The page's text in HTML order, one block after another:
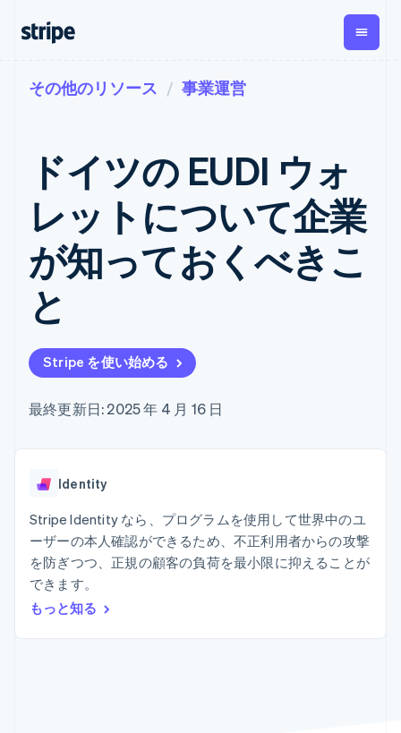
支払い
オンライン決
済
Managed
マーチャント
オブレコード
ソリューショ
ン
Payment links
不要の決済ペ
ージ
Checkout
UI
Elements
ポーネント
決済手段
済手段を利用
対面支払い
Boost
決済成功率の
最適化
Link
スピーディー
な決済
収益
経常収益
Metronome
従量課金
サブスクリ
プション
サブスクリ
プションの
消費税と
VAT の自動
Recognition
自動化
ポート
Data
Pipeline
データの同
Global
Payouts
第三者
への入
金
プラッ
決済の
企業規模別
ユースケース別
エージェンティックコマ
ース
E コマース / ECサイト
アプリ内決済
マーケットプレイス
資金管理
SaaS
AI 企業
クリエイターエコノミ―
ゲーム
ホスピタリティ、旅行、
テインメント
ドキュメント
ライブラリと SDK
Stripe Apps
ガイド
オンライン決済を受け付
マーケットプレイスを構
築する
サブスクリプションを管
従量課金請求を提供
のカードを発行
リソース
開発者のブログ
学ぶ
ガイド
サポート
サポートに問い合わせる
管理サポートプラン
お問い合わせ
その他のリソース 事業運営
ドイツの EUDI ウォ
レットについて企業
が知っておくべきこ
と
Stripe を使い始める
最終更新日: 2025 年 4 月 16 日
Identity
Stripe Identity なら、プログラムを使用して世界中のユ
ーザーの本人確認ができるため、不正利用者からの攻撃
を防ぎつつ、正規の顧客の負荷を最小限に抑えることが
できます。
もっと知る